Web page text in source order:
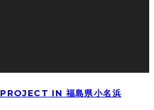
IN 福島県小名浜